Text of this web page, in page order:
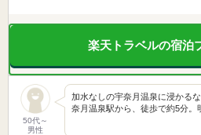
楽天トラベルの宿泊
50代～
男性
加水なしの宇奈月温泉に浸かる
奈月温泉駅から、徒歩で約5分。